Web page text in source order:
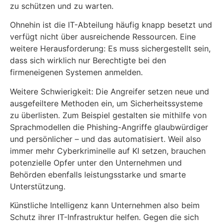
zu schützen und zu warten.
Ohnehin ist die IT-Abteilung häufig knapp besetzt und
verfügt nicht über ausreichende Ressourcen. Eine
weitere Herausforderung: Es muss sichergestellt sein,
dass sich wirklich nur Berechtigte bei den
firmeneigenen Systemen anmelden.
Weitere Schwierigkeit: Die Angreifer setzen neue und
ausgefeiltere Methoden ein, um Sicherheitssysteme
zu überlisten. Zum Beispiel gestalten sie mithilfe von
Sprachmodellen die Phishing-Angriffe glaubwürdiger
und persönlicher – und das automatisiert. Weil also
immer mehr Cyberkriminelle auf KI setzen, brauchen
potenzielle Opfer unter den Unternehmen und
Behörden ebenfalls leistungsstarke und smarte
Unterstützung.
Künstliche Intelligenz kann Unternehmen also beim
Schutz ihrer IT-Infrastruktur helfen. Gegen die sich